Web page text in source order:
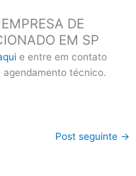
DE
EM SP
e entre em contato
técnico.
Post seguinte →